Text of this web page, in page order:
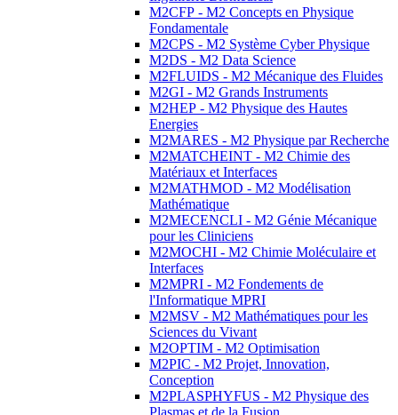
M2CFP - M2 Concepts en Physique
Fondamentale
M2CPS - M2 Système Cyber Physique
M2DS - M2 Data Science
M2FLUIDS - M2 Mécanique des Fluides
M2GI - M2 Grands Instruments
M2HEP - M2 Physique des Hautes
Energies
M2MARES - M2 Physique par Recherche
M2MATCHEINT - M2 Chimie des
Matériaux et Interfaces
M2MATHMOD - M2 Modélisation
Mathématique
M2MECENCLI - M2 Génie Mécanique
pour les Cliniciens
M2MOCHI - M2 Chimie Moléculaire et
Interfaces
M2MPRI - M2 Fondements de
l'Informatique MPRI
M2MSV - M2 Mathématiques pour les
Sciences du Vivant
M2OPTIM - M2 Optimisation
M2PIC - M2 Projet, Innovation,
Conception
M2PLASPHYFUS - M2 Physique des
Plasmas et de la Fusion